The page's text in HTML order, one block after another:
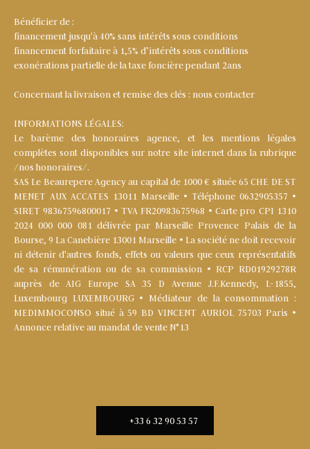
Bénéficier de :
financement jusqu'à 40% sans intérêts sous conditions
financement forfaitaire à 1,5% d’intérêts sous conditions
exonérations partielle de la taxe foncière pendant 2ans
Concernant la livraison et remise des clés : nous contacter
INFORMATIONS LÉGALES:
Le barème des honoraires agence, et les mentions légales
complètes sont disponibles sur notre site internet dans la rubrique
/nos honoraires/.
SAS Le Beaurepere Agency au capital de 1000 € située 65 CHE DE ST
MENET AUX ACCATES 13011 Marseille • Téléphone 0632905357 •
SIRET 98367596800017 • TVA FR20983675968 • Carte pro CPI 1310
2024 000 000 081 délivrée par Marseille Provence Palais de la
Bourse, 9 La Canebière 13001 Marseille • La société ne doit recevoir
ni détenir d'autres fonds, effets ou valeurs que ceux représentatifs
de sa rémunération ou de sa commission • RCP RD01929278R
auprès de AIG Europe SA 35 D Avenue J.F.Kennedy, L-1855,
Luxembourg LUXEMBOURG • Médiateur de la consommation :
MEDIMMOCONSO situé à 59 BD VINCENT AURIOL 75703 Paris •
Annonce relative au mandat de vente N°13
+33 6 32 90 53 57